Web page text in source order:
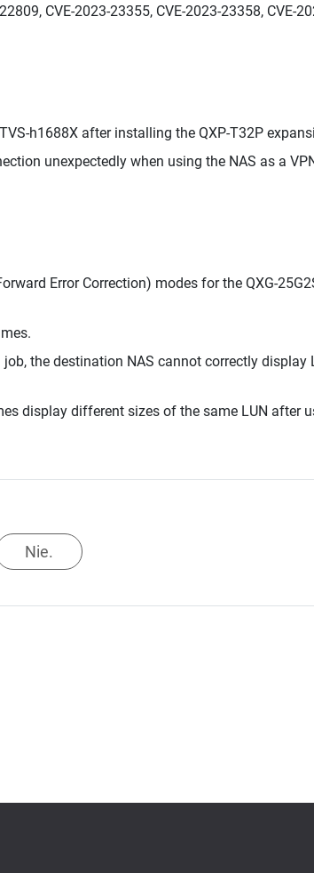
CVE-2023-23355, CVE-2023-23358, CVE-
h1688X after installing the QXP-T32P
unexpectedly when using the NAS as a
Error Correction) modes for the QXG-
the destination NAS cannot correctly display
display different sizes of the same LUN after
Nie.